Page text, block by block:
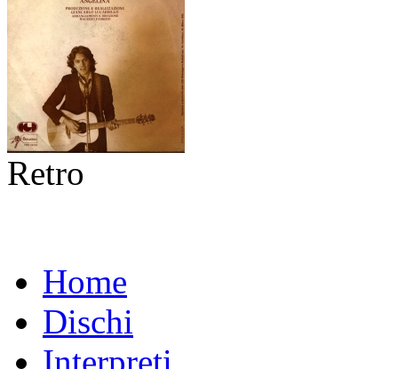
Retro
Home
Dischi
Interpreti